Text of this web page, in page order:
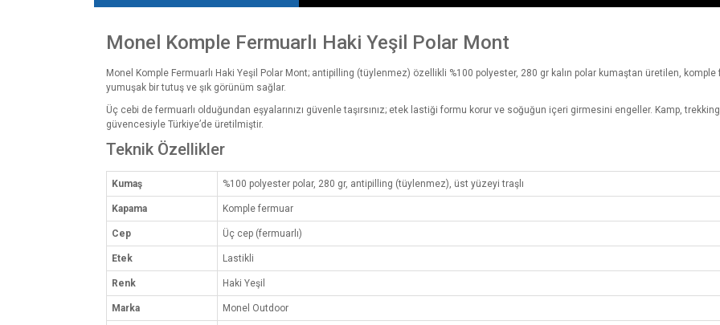
Monel Komple Fermuarlı Haki Yeşil Polar Mont
Monel Komple Fermuarlı Haki Yeşil Polar Mont; antipilling (tüylenmez) özellikli %100 polyester, 280 gr kalın polar kumaştan üretilen,
yumuşak bir tutuş ve şık görünüm sağlar.
Üç cebi de fermuarlı olduğundan eşyalarınızı güvenle taşırsınız; etek lastiği formu korur ve soğuğun içeri girmesini engeller. Kamp,
güvencesiyle Türkiye’de üretilmiştir.
Teknik Özellikler
Kumaş %100 polyester polar, 280 gr, antipilling (tüylenmez), üst yüzeyi traşlı
Kapama Komple fermuar
Cep Üç cep (fermuarlı)
Etek Lastikli
Renk Haki Yeşil
Marka Monel Outdoor